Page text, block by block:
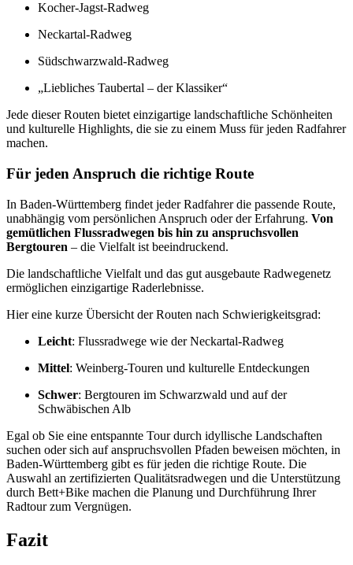
Kocher-Jagst-Radweg
Neckartal-Radweg
Südschwarzwald-Radweg
„Liebliches Taubertal – der Klassiker“
Jede dieser Routen bietet einzigartige landschaftliche Schönheiten
und kulturelle Highlights, die sie zu einem Muss für jeden Radfahrer
machen.
Für jeden Anspruch die richtige Route
In Baden-Württemberg findet jeder Radfahrer die passende Route,
unabhängig vom persönlichen Anspruch oder der Erfahrung. Von
gemütlichen Flussradwegen bis hin zu anspruchsvollen
Bergtouren – die Vielfalt ist beeindruckend.
Die landschaftliche Vielfalt und das gut ausgebaute Radwegenetz
ermöglichen einzigartige Raderlebnisse.
Hier eine kurze Übersicht der Routen nach Schwierigkeitsgrad:
Leicht: Flussradwege wie der Neckartal-Radweg
Mittel: Weinberg-Touren und kulturelle Entdeckungen
Schwer: Bergtouren im Schwarzwald und auf der
Schwäbischen Alb
Egal ob Sie eine entspannte Tour durch idyllische Landschaften
suchen oder sich auf anspruchsvollen Pfaden beweisen möchten, in
Baden-Württemberg gibt es für jeden die richtige Route. Die
Auswahl an zertifizierten Qualitätsradwegen und die Unterstützung
durch Bett+Bike machen die Planung und Durchführung Ihrer
Radtour zum Vergnügen.
Fazit